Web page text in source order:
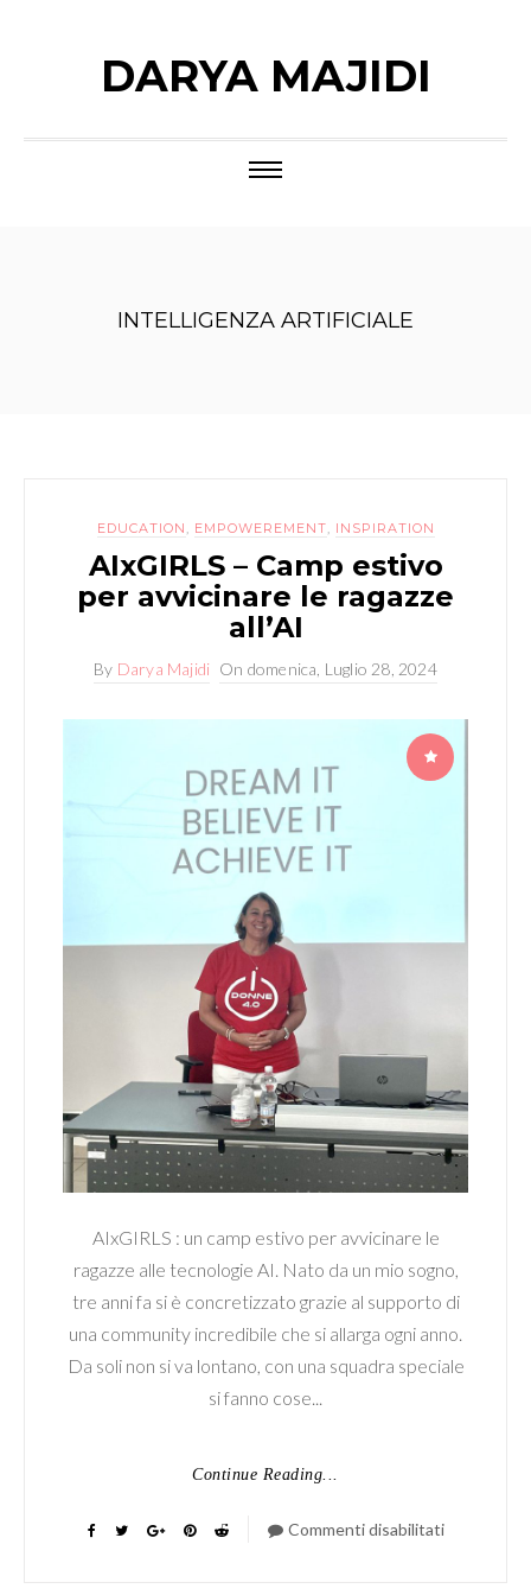
DARYA MAJIDI
INTELLIGENZA ARTIFICIALE
EDUCATION , EMPOWEREMENT, INSPIRATION
AIxGIRLS – Camp estivo
per avvicinare le ragazze
all’AI
By Darya Majidi On domenica, Luglio 28, 2024
AIxGIRLS : un camp estivo per avvicinare le
ragazze alle tecnologie AI. Nato da un mio sogno,
tre anni fa si è concretizzato grazie al supporto di
una community incredibile che si allarga ogni anno.
Da soli non si va lontano, con una squadra speciale
si fanno cose...
Continue Reading...
Commenti disabilitati